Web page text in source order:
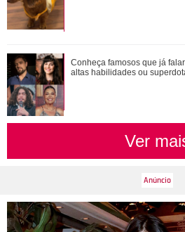
Saiba o que vai acontecer
quarta-feira
Conheça famosos que já
altas habilidades ou
Ver